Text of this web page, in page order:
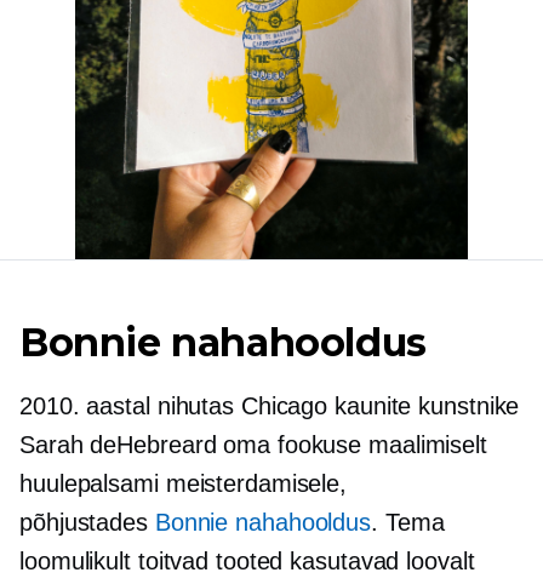
Bonnie nahahooldus
2010. aastal nihutas Chicago kaunite kunstnike
Sarah deHebreard oma fookuse maalimiselt
huulepalsami meisterdamisele,
põhjustades Bonnie nahahooldus. Tema
loomulikult toitvad tooted kasutavad loovalt